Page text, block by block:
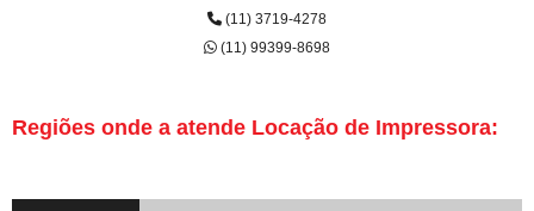
(11) 3719-4278
(11) 99399-8698
Regiões onde a atende Locação de Impressora: